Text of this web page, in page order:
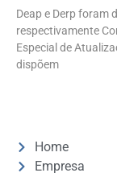
Deap e Derp foram
respectivamente
Especial de
dispõem
Home
Empresa